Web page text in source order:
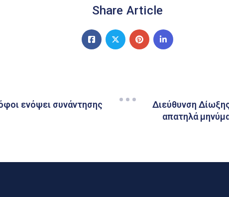
Share Article
ενόψει συνάντησης
Διεύθυνση
απατηλά